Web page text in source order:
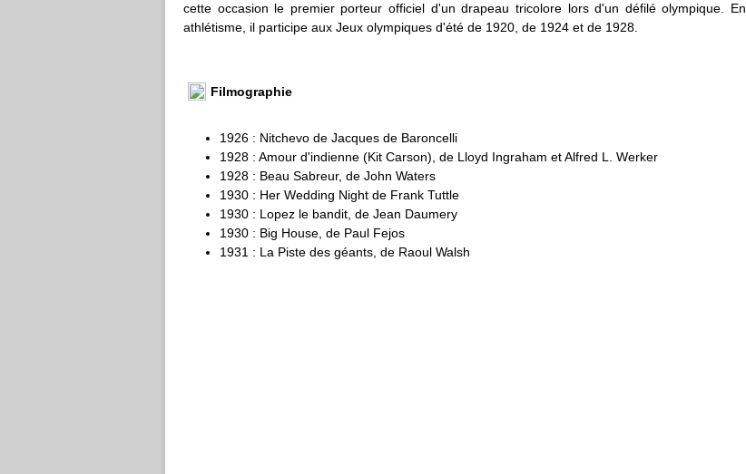
cette occasion le premier porteur officiel d'un drapeau tricolore lors d'un défilé olympique. En
athlétisme, il participe aux Jeux olympiques d'été de 1920, de 1924 et de 1928.
Filmographie
1926 : Nitchevo de Jacques de Baroncelli
1928 : Amour d'indienne (Kit Carson), de Lloyd Ingraham et Alfred L. Werker
1928 : Beau Sabreur, de John Waters
1930 : Her Wedding Night de Frank Tuttle
1930 : Lopez le bandit, de Jean Daumery
1930 : Big House, de Paul Fejos
1931 : La Piste des géants, de Raoul Walsh